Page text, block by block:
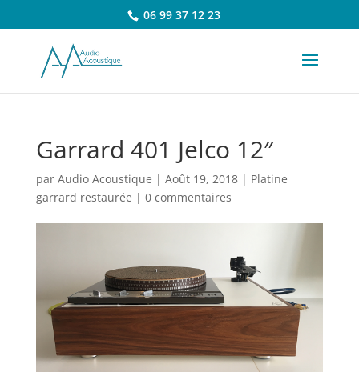
06 99 37 12 23
Garrard 401 Jelco 12″
par Audio Acoustique | Août 19, 2018| Platine
garrard restaurée | 0 commentaires